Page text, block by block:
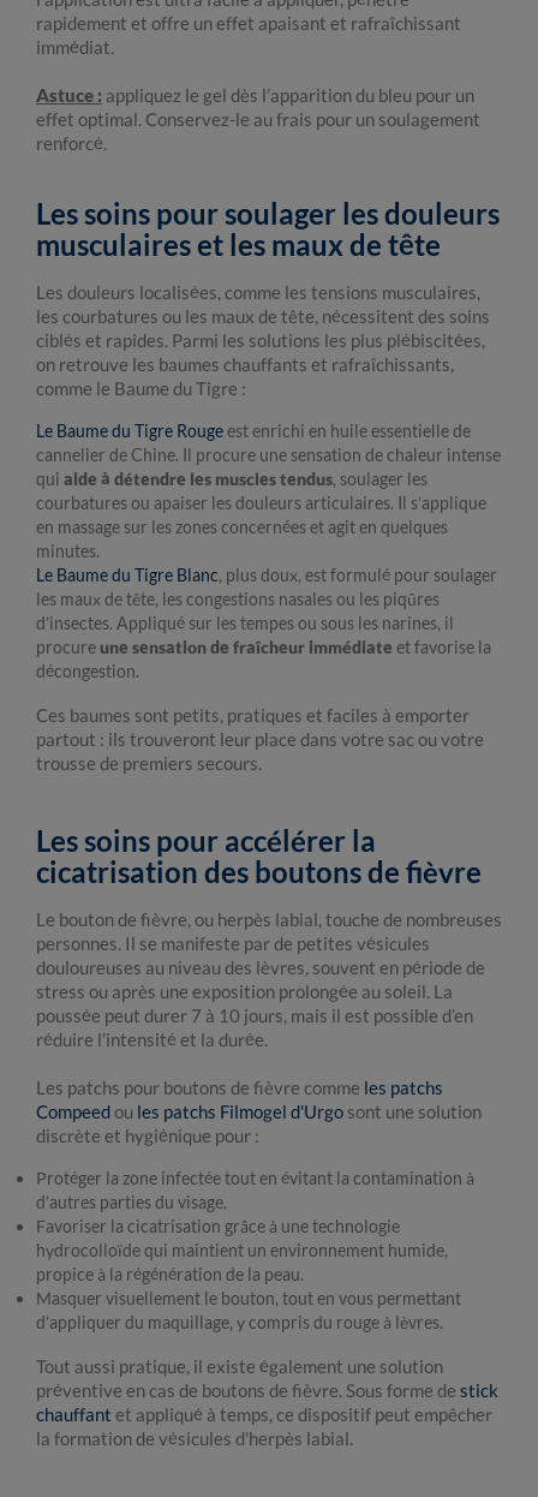
rapidement et offre un effet apaisant et rafraîchissant
immédiat.
Astuce : appliquez le gel dès l’apparition du bleu pour un
effet optimal. Conservez-le au frais pour un soulagement
renforcé.
Les soins pour soulager les douleurs
musculaires et les maux de tête
Les douleurs localisées, comme les tensions musculaires,
les courbatures ou les maux de tête, nécessitent des soins
ciblés et rapides. Parmi les solutions les plus plébiscitées,
on retrouve les baumes chauffants et rafraîchissants,
comme le Baume du Tigre :
Le Baume du Tigre Rougeest enrichi en huile essentielle de
cannelier de Chine. Il procure une sensation de chaleur intense
qui aide à détendre les muscles tendus, soulager les
courbatures ou apaiser les douleurs articulaires. Il s’applique
en massage sur les zones concernées et agit en quelques
minutes.
Le Baume du Tigre Blanc, plus doux, est formulé pour soulager
les maux de tête, les congestions nasales ou les piqûres
d’insectes. Appliqué sur les tempes ou sous les narines, il
procure une sensation de fraîcheur immédiate et favorise la
décongestion.
Ces baumes sont petits, pratiques et faciles à emporter
partout : ils trouveront leur place dans votre sac ou votre
trousse de premiers secours.
Les soins pour accélérer la
cicatrisation des boutons de fièvre
Le bouton de fièvre, ou herpès labial, touche de nombreuses
personnes. Il se manifeste par de petites vésicules
douloureuses au niveau des lèvres, souvent en période de
stress ou après une exposition prolongée au soleil. La
poussée peut durer 7 à 10 jours, mais il est possible d’en
réduire l’intensité et la durée.
Les patchs pour boutons de fièvre comme les patchs
Compeedou les patchs Filmogel d'Urgo sont une solution
discrète et hygiénique pour :
Protéger la zone infectée tout en évitant la contamination à
d’autres parties du visage.
Favoriser la cicatrisation grâce à une technologie
hydrocolloïde qui maintient un environnement humide,
propice à la régénération de la peau.
Masquer visuellement le bouton, tout en vous permettant
d’appliquer du maquillage, y compris du rouge à lèvres.
Tout aussi pratique, il existe également une solution
préventive en cas de boutons de fièvre. Sous forme de stick
chauffant et appliqué à temps, ce dispositif peut empêcher
la formation de vésicules d'herpès labial.